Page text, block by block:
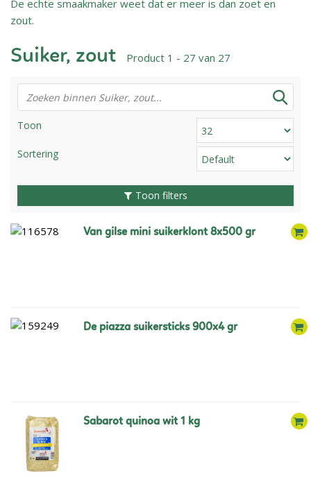
De echte smaakmaker weet dat er meer is dan zoet en
zout.
Suiker, zout Product 1 - 27 van 27
Toon
Sortering
Toon filters
van gilse mini suikerklont 8x500 gr
de piazza suikersticks 900x4 gr
sabarot quinoa wit 1 kg